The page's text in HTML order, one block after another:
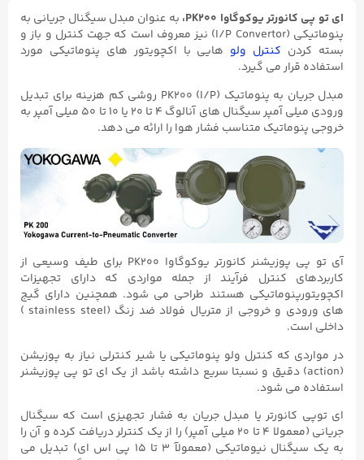
ای تو پی کانورتر یوکوگاوا PK200،
به عنوان مبدل سیگنال جریانی به
پنوماتیکی (I/P Convertor) نیز معروف است که جهت کنترل و باز و
بسته کردن کنترل ولو هایی با اکچویتور های پنوماتیکی مورد
استفاده قرار می گیرد.
مبدل جریان به پنوماتیک (I/P) PK200 روشی کم هزینه برای تبدیل
ورودی میلی آمپر سیگنال های آنالوگ ۴ تا ۲۰ یا ۱۰ تا ۵۰ میلی آمپر به
خروجی پنوماتیک متناسب فشار هوا را ارائه می دهد.
آی تو پی پوزیشنر کانورتر یوکوگاوا PK200 برای طیف وسیعی از
کاربردهای کنترل فرآیند از جمله مواردی که دارای تجهیزات
اکچویتورپنوماتیکی هستند طراحی می شود. همچنین دارای گیج
های ورودی و خروجی از متریال فولاد ضد زنگ (stainless steel )
داخلی است.
در مواردی که کنترل ولو پنوماتیکی یا شیر کنترلی نیاز به پوزیشن
(action) دقیق و نسبتا سریع داشته باشد از یک ای تو پی پوزیشنر
استفاده می شود.
ای توپی کانورتر یا مبدل جریان به فشار تجهیزی است که سیگنال
جریانی (معمولا ۴ تا ۲۰ میلی آمپر) را از یک کنترلر دریافت کرده و آن را
به یک سیگنال نیوماتیکی (معمولآ ۳ تا ۱۵ پی اس ای) تبدیل می